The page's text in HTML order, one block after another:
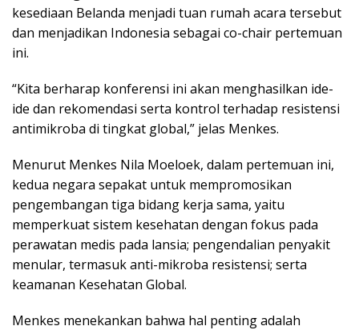
kesediaan Belanda menjadi tuan rumah acara tersebut
dan menjadikan Indonesia sebagai co-chair pertemuan
ini.
“Kita berharap konferensi ini akan menghasilkan ide-
ide dan rekomendasi serta kontrol terhadap resistensi
antimikroba di tingkat global,” jelas Menkes.
Menurut Menkes Nila Moeloek, dalam pertemuan ini,
kedua negara sepakat untuk mempromosikan
pengembangan tiga bidang kerja sama, yaitu
memperkuat sistem kesehatan dengan fokus pada
perawatan medis pada lansia; pengendalian penyakit
menular, termasuk anti-mikroba resistensi; serta
keamanan Kesehatan Global.
Menkes menekankan bahwa hal penting adalah